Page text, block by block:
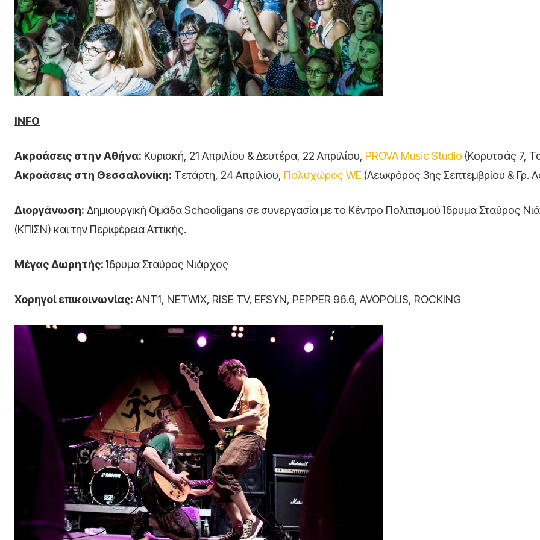
INFO
Ακροάσεις στην Αθήνα: Κυριακή, 21 Απριλίου & Δευτέρα, 22 Απριλίου, PROVA Music Studio (Κορυτσάς 7,
Ακροάσεις στη Θεσσαλονίκη: Τετάρτη, 24 Απριλίου, Πολυχώρος WE (Λεωφόρος 3ης Σεπτεμβρίου & Γρ.
Διοργάνωση: Δημιουργική Ομάδα Schooligans σε συνεργασία με το Κέντρο Πολιτισμού Ίδρυμα Σταύρος
(ΚΠΙΣΝ) και την Περιφέρεια Αττικής.
Μέγας Δωρητής:Ίδρυμα Σταύρος Νιάρχος
Χορηγοί επικοινωνίας: ANT1, NETWIX, RISE TV, EFSYN, PEPPER 96.6, AVOPOLIS, ROCKING